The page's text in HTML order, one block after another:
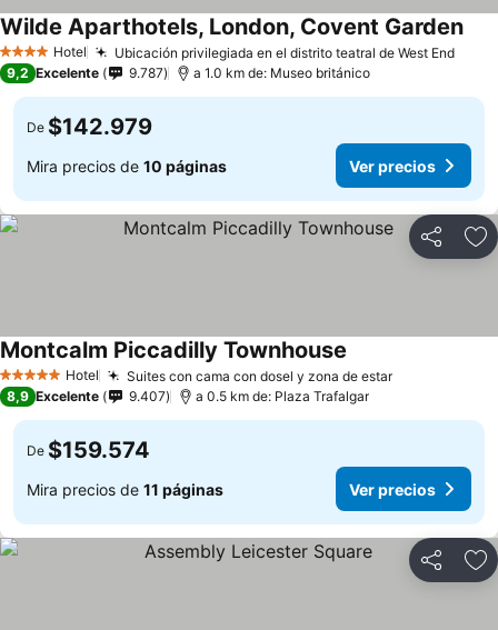
4 EstrellasHotel Ubicación privilegiada en el distrito teatral de West End
Wilde Aparthotels, London, Covent Garden
9,2 Excelente 9.787 a 1.0 km de: Museo británico
De $142.979
Mira precios de 10 páginas Ver precios
Compartir
5 Estrellas Hotel Suites con cama con dosel y zona de estar
Montcalm Piccadilly Townhouse
8,9 Excelente 9.407 a 0.5 km de: Plaza Trafalgar
De $159.574
Mira precios de 11 páginas Ver precios
Compartir